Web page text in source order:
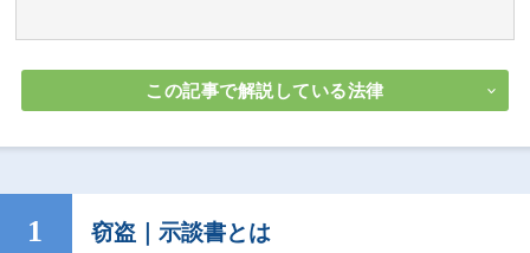
この記事で解説している法律
窃盗｜示談書とは